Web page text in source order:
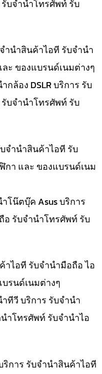
บจำนำโทรศัพท์ รับ
ำนำสินค้าไอที รับจำนำ
ะ ของแบรนด์เนมต่างๆ
ล้อง DSLR บริการ รับ
บจำนำโทรศัพท์ รับ
จำนำสินค้าไอที รับ
า และ ของแบรนด์เนม
โน๊ตบุ๊ค Asus บริการ
รับจำนำโทรศัพท์ รับ
าไอที รับจำนำมือถือ ไอ
รนด์เนมต่างๆ
ทีวี บริการ รับจำนำ
ำโทรศัพท์ รับจำนำไอ
การ รับจำนำสินค้าไอที